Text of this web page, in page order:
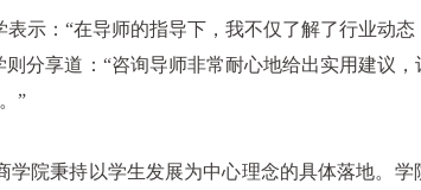
示：“在导师的指导下，我不仅了解了行业动态
分享道：“咨询导师非常耐心地给出实用建议
”
院秉持以学生发展为中心理念的具体落地。学